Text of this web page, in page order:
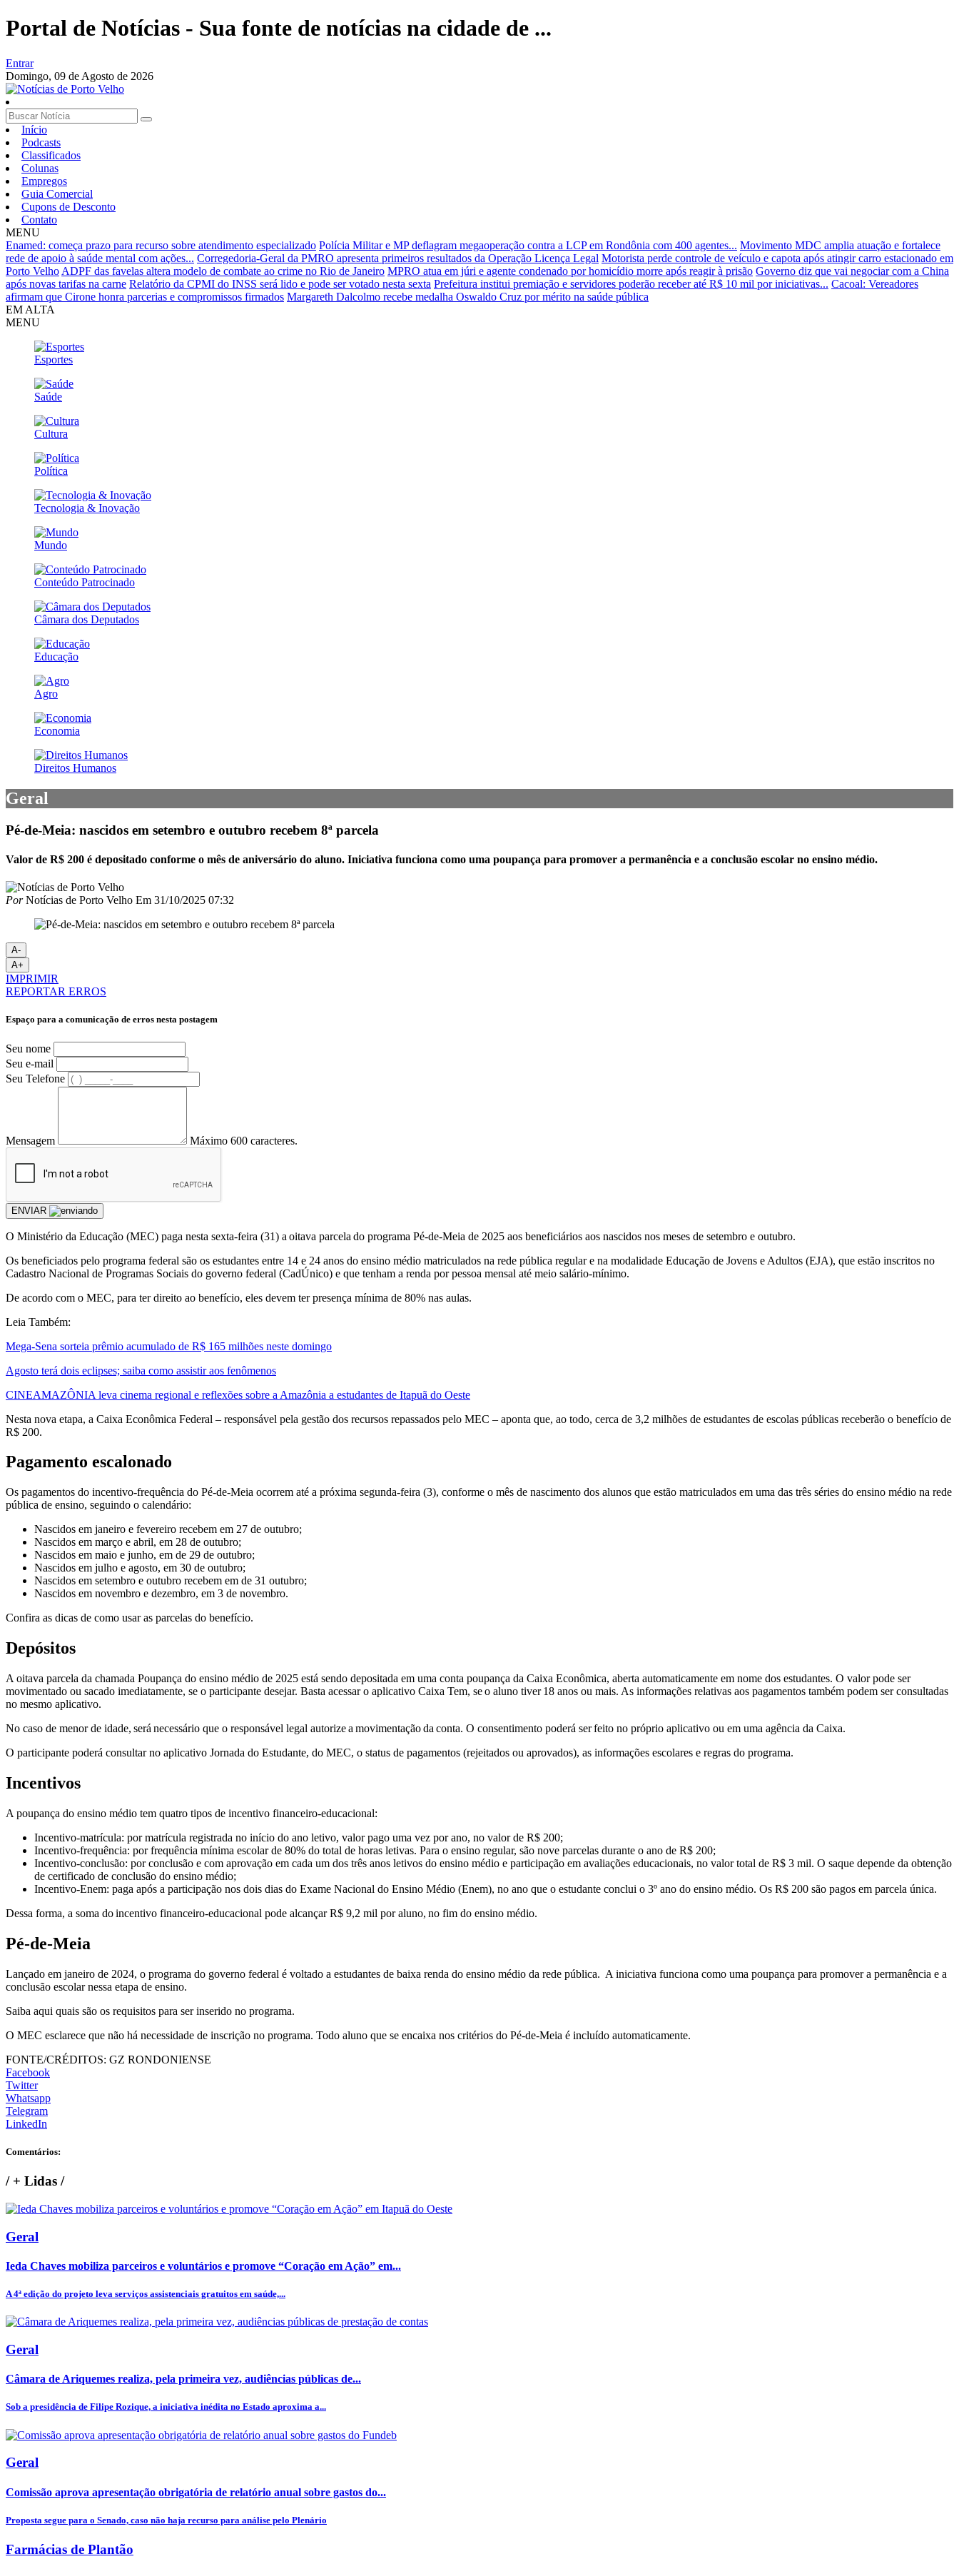
Portal de Notícias - Sua fonte de notícias na cidade de ...
Entrar
Domingo, 09 de Agosto de 2026
Início
Podcasts
Classificados
Colunas
Empregos
Guia Comercial
Cupons de Desconto
Contato
MENU
Enamed: começa prazo para recurso sobre atendimento especializado Polícia Militar e MP deflagram megaoperação contra a LCP em Rondônia com 400 agentes... Movimento MDC amplia atuação e fortalece
rede de apoio à saúde mental com ações... Corregedoria-Geral da PMRO apresenta primeiros resultados da Operação Licença Legal Motorista perde controle de veículo e capota após atingir carro estacionado em
Porto Velho ADPF das favelas altera modelo de combate ao crime no Rio de Janeiro MPRO atua em júri e agente condenado por homicídio morre após reagir à prisão Governo diz que vai negociar com a China
após novas tarifas na carne Relatório da CPMI do INSS será lido e pode ser votado nesta sexta Prefeitura institui premiação e servidores poderão receber até R$ 10 mil por iniciativas... Cacoal: Vereadores
afirmam que Cirone honra parcerias e compromissos firmados Margareth Dalcolmo recebe medalha Oswaldo Cruz por mérito na saúde pública
EM ALTA
MENU
Esportes
Saúde
Cultura
Política
Tecnologia & Inovação
Mundo
Conteúdo Patrocinado
Câmara dos Deputados
Educação
Agro
Economia
Direitos Humanos
Geral
Pé-de-Meia: nascidos em setembro e outubro recebem 8ª parcela
Valor de R$ 200 é depositado conforme o mês de aniversário do aluno. Iniciativa funciona como uma poupança para promover a permanência e a conclusão escolar no ensino médio.
PorNotícias de Porto Velho Em 31/10/2025 07:32
A-
A+
IMPRIMIR
REPORTAR ERROS
Espaço para a comunicação de erros nesta postagem
Seu nome
Seu e-mail
Seu Telefone
Mensagem Máximo 600 caracteres.
ENVIAR
O Ministério da Educação (MEC) paga nesta sexta-feira (31) a oitava parcela do programa Pé-de-Meia de 2025 aos beneficiários aos nascidos nos meses de setembro e outubro.
Os beneficiados pelo programa federal são os estudantes entre 14 e 24 anos do ensino médio matriculados na rede pública regular e na modalidade Educação de Jovens e Adultos (EJA), que estão inscritos no
Cadastro Nacional de Programas Sociais do governo federal (CadÚnico) e que tenham a renda por pessoa mensal até meio salário-mínimo.
De acordo com o MEC, para ter direito ao benefício, eles devem ter presença mínima de 80% nas aulas.
Leia Também:
Mega-Sena sorteia prêmio acumulado de R$ 165 milhões neste domingo
Agosto terá dois eclipses; saiba como assistir aos fenômenos
CINEAMAZÔNIA leva cinema regional e reflexões sobre a Amazônia a estudantes de Itapuã do Oeste
Nesta nova etapa, a Caixa Econômica Federal – responsável pela gestão dos recursos repassados pelo MEC – aponta que, ao todo, cerca de 3,2 milhões de estudantes de escolas públicas receberão o benefício de
R$ 200.
Pagamento escalonado
Os pagamentos do incentivo-frequência do Pé-de-Meia ocorrem até a próxima segunda-feira (3), conforme o mês de nascimento dos alunos que estão matriculados em uma das três séries do ensino médio na rede
pública de ensino, seguindo o calendário:
Nascidos em janeiro e fevereiro recebem em 27 de outubro;
Nascidos em março e abril, em 28 de outubro;
Nascidos em maio e junho, em de 29 de outubro;
Nascidos em julho e agosto, em 30 de outubro;
Nascidos em setembro e outubro recebem em de 31 outubro;
Nascidos em novembro e dezembro, em 3 de novembro.
Confira as dicas de como usar as parcelas do benefício.
Depósitos
A oitava parcela da chamada Poupança do ensino médio de 2025 está sendo depositada em uma conta poupança da Caixa Econômica, aberta automaticamente em nome dos estudantes. O valor pode ser
movimentado ou sacado imediatamente, se o participante desejar. Basta acessar o aplicativo Caixa Tem, se o aluno tiver 18 anos ou mais. As informações relativas aos pagamentos também podem ser consultadas
no mesmo aplicativo.
No caso de menor de idade, será necessário que o responsável legal autorize a movimentação da conta. O consentimento poderá ser feito no próprio aplicativo ou em uma agência da Caixa.
O participante poderá consultar no aplicativo Jornada do Estudante, do MEC, o status de pagamentos (rejeitados ou aprovados), as informações escolares e regras do programa.
Incentivos
A poupança do ensino médio tem quatro tipos de incentivo financeiro-educacional:
Incentivo-matrícula: por matrícula registrada no início do ano letivo, valor pago uma vez por ano, no valor de R$ 200;
Incentivo-frequência: por frequência mínima escolar de 80% do total de horas letivas. Para o ensino regular, são nove parcelas durante o ano de R$ 200;
Incentivo-conclusão: por conclusão e com aprovação em cada um dos três anos letivos do ensino médio e participação em avaliações educacionais, no valor total de R$ 3 mil. O saque depende da obtenção
de certificado de conclusão do ensino médio;
Incentivo-Enem: paga após a participação nos dois dias do Exame Nacional do Ensino Médio (Enem), no ano que o estudante conclui o 3º ano do ensino médio. Os R$ 200 são pagos em parcela única.
Dessa forma, a soma do incentivo financeiro-educacional pode alcançar R$ 9,2 mil por aluno, no fim do ensino médio.
Pé-de-Meia
Lançado em janeiro de 2024, o programa do governo federal é voltado a estudantes de baixa renda do ensino médio da rede pública. A iniciativa funciona como uma poupança para promover a permanência e a
conclusão escolar nessa etapa de ensino.
Saiba aqui quais são os requisitos para ser inserido no programa.
O MEC esclarece que não há necessidade de inscrição no programa. Todo aluno que se encaixa nos critérios do Pé-de-Meia é incluído automaticamente.
FONTE/CRÉDITOS: GZ RONDONIENSE
Facebook
Twitter
Whatsapp
Telegram
LinkedIn
Comentários:
/+ Lidas /
Geral
Ieda Chaves mobiliza parceiros e voluntários e promove “Coração em Ação” em...
A 4ª edição do projeto leva serviços assistenciais gratuitos em saúde,...
Geral
Câmara de Ariquemes realiza, pela primeira vez, audiências públicas de...
Sob a presidência de Filipe Rozique, a iniciativa inédita no Estado aproxima a...
Geral
Comissão aprova apresentação obrigatória de relatório anual sobre gastos do...
Proposta segue para o Senado, caso não haja recurso para análise pelo Plenário
Farmácias de Plantão